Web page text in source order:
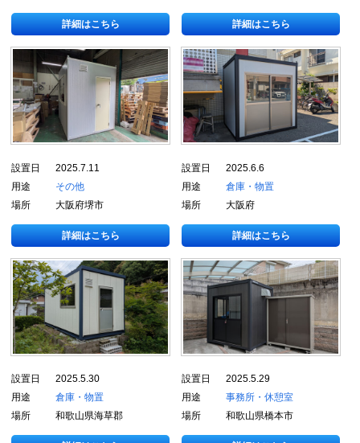
詳細はこちら 詳細はこちら
設置日
2025.7.11
用途
その他
場所
大阪府堺市
詳細はこちら
設置日
2025.6.6
用途
倉庫・物置
場所
大阪府
詳細はこちら
設置日
2025.5.30
用途
倉庫・物置
場所
和歌山県海草郡
設置日
2025.5.29
用途
事務所・休憩室
場所
和歌山県橋本市